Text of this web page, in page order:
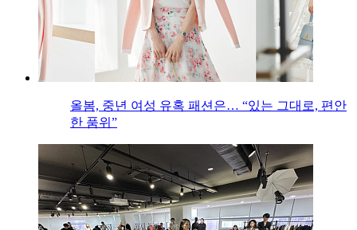
올봄, 중년 여성 유혹 패션은… “있는 그대로, 편안
한 품위”